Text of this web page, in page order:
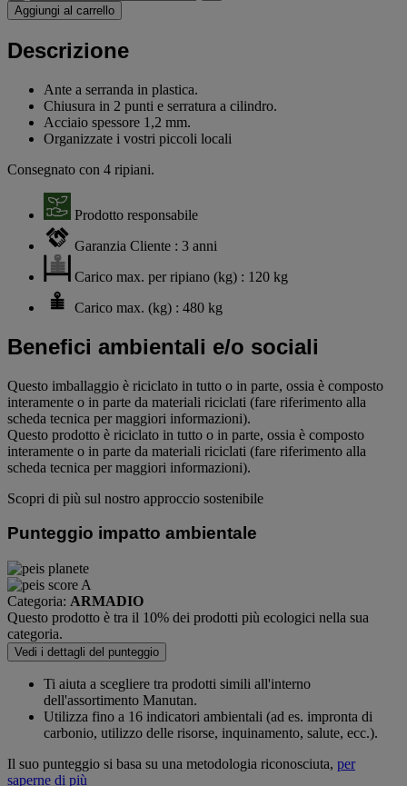
Aggiungi al carrello
Descrizione
Ante a serranda in plastica.
Chiusura in 2 punti e serratura a cilindro.
Acciaio spessore 1,2 mm.
Organizzate i vostri piccoli locali
Consegnato con 4 ripiani.
Prodotto responsabile
Garanzia Cliente : 3 anni
Carico max. per ripiano (kg) : 120 kg
Carico max. (kg) : 480 kg
Benefici ambientali e/o sociali
Questo imballaggio è riciclato in tutto o in parte, ossia è composto
interamente o in parte da materiali riciclati (fare riferimento alla
scheda tecnica per maggiori informazioni).
Questo prodotto è riciclato in tutto o in parte, ossia è composto
interamente o in parte da materiali riciclati (fare riferimento alla
scheda tecnica per maggiori informazioni).
Scopri di più sul nostro approccio sostenibile
Punteggio impatto ambientale
Categoria: ARMADIO
Questo prodotto è tra il 10% dei prodotti più ecologici nella sua
categoria.
Vedi i dettagli del punteggio
Ti aiuta a scegliere tra prodotti simili all'interno
dell'assortimento Manutan.
Utilizza fino a 16 indicatori ambientali (ad es. impronta di
carbonio, utilizzo delle risorse, inquinamento, salute, ecc.).
Il suo punteggio si basa su una metodologia riconosciuta, per
saperne di più